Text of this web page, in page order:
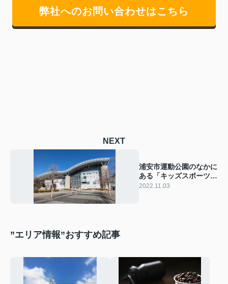
弊社へのお問い合わせはこちら
NEXT
浦安市運動公園のなかに
ある「キッズスポーツル
ーム」とは？
2022.11.03
”エリア情報”おすすめ記事